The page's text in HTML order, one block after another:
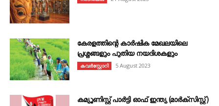
കേരളത്തിന്റെ കാർഷിക മേഖലയിലെ
പ്രശ്നങ്ങളും പുതിയ നയദിശകളും
കവര്‍സ്റ്റോറി 5 August 2023
കമ്യൂണിസ്റ്റ് പാർട്ടി ഓഫ് ഇന്ത്യ (മാർക്സിസ്റ്റ്)